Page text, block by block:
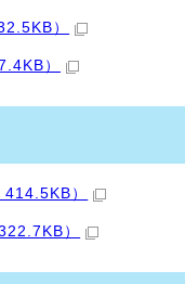
）
）
）
）